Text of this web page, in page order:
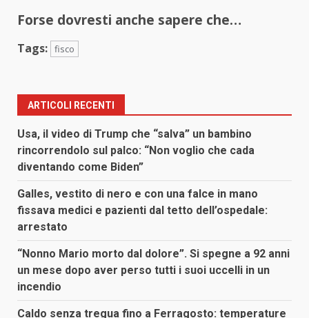
Forse dovresti anche sapere che…
Tags: fisco
ARTICOLI RECENTI
Usa, il video di Trump che “salva” un bambino
rincorrendolo sul palco: “Non voglio che cada
diventando come Biden”
Galles, vestito di nero e con una falce in mano
fissava medici e pazienti dal tetto dell’ospedale:
arrestato
“Nonno Mario morto dal dolore”. Si spegne a 92 anni
un mese dopo aver perso tutti i suoi uccelli in un
incendio
Caldo senza tregua fino a Ferragosto: temperature